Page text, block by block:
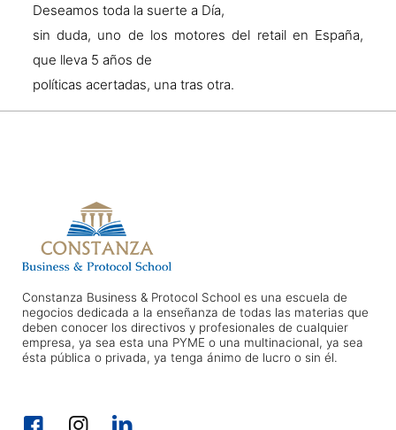
Deseamos toda la suerte a Día,
sin duda, uno de los motores del retail en España,
que lleva 5 años de
políticas acertadas, una tras otra.
Constanza Business & Protocol School es una escuela de
negocios dedicada a la enseñanza de todas las materias que
deben conocer los directivos y profesionales de cualquier
empresa, ya sea esta una PYME o una multinacional, ya sea
ésta pública o privada, ya tenga ánimo de lucro o sin él.